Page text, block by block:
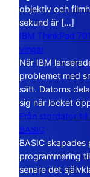
objektiv och
sekund är […]
IBM ThinkPad
vingar
När IBM
problemet med
sätt. Datorns
sig när locket
Från stordator till
BASIC
BASIC
programmering
senare det